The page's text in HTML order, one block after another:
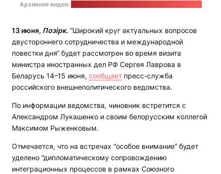
Архивное видео:
13 июня, Позірк. “Широкий круг актуальных вопросов
двустороннего сотрудничества и международной
повестки дня“ будет рассмотрен во время визита
министра иностранных дел РФ Сергея Лаврова в
Беларусь 14–15 июня, сообщает пресс-служба
российского внешнеполитического ведомства.
По информации ведомства, чиновник встретится с
Александром Лукашенко и своим белорусским коллегой
Максимом Рыженковым.
Отмечается, что на встречах “особое внимание“ будет
уделено “дипломатическому сопровождению
интеграционных процессов в рамках Союзного